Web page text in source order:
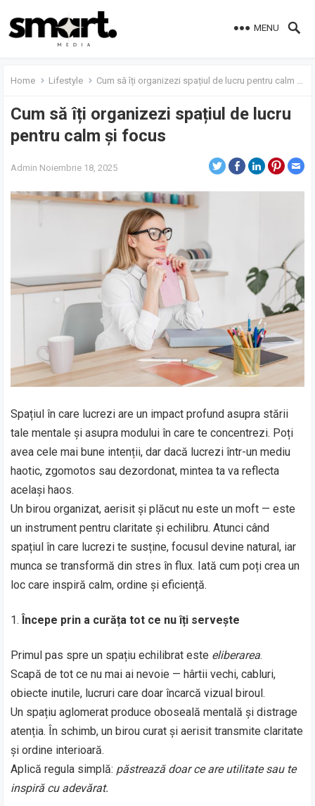
MENU
Home Lifestyle Cum să îți organizezi spațiul de lucru pentru calm și focus
Cum să îți organizezi spațiul de lucru
pentru calm și focus
Admin Noiembrie 18, 2025
Spațiul în care lucrezi are un impact profund asupra stării
tale mentale și asupra modului în care te concentrezi. Poți
avea cele mai bune intenții, dar dacă lucrezi într-un mediu
haotic, zgomotos sau dezordonat, mintea ta va reflecta
același haos.
Un birou organizat, aerisit și plăcut nu este un moft — este
un instrument pentru claritate și echilibru. Atunci când
spațiul în care lucrezi te susține, focusul devine natural, iar
munca se transformă din stres în flux. Iată cum poți crea un
loc care inspiră calm, ordine și eficiență.
Începe prin a curăța tot ce nu îți servește
Primul pas spre un spațiu echilibrat este eliberarea.
Scapă de tot ce nu mai ai nevoie — hârtii vechi, cabluri,
obiecte inutile, lucruri care doar încarcă vizual biroul.
Un spațiu aglomerat produce oboseală mentală și distrage
atenția. În schimb, un birou curat și aerisit transmite claritate
și ordine interioară.
Aplică regula simplă: păstrează doar ce are utilitate sau te
inspiră cu adevărat.